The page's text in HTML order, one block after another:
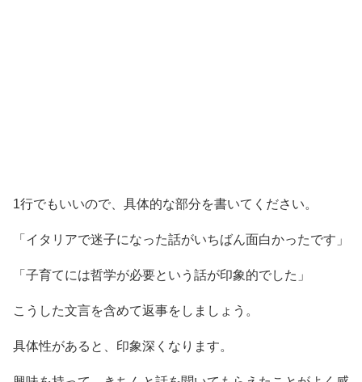
1行でもいいので、具体的な部分を書いてください。
「イタリアで迷子になった話がいちばん面白かったです」
「子育てには哲学が必要という話が印象的でした」
こうした文言を含めて返事をしましょう。
具体性があると、印象深くなります。